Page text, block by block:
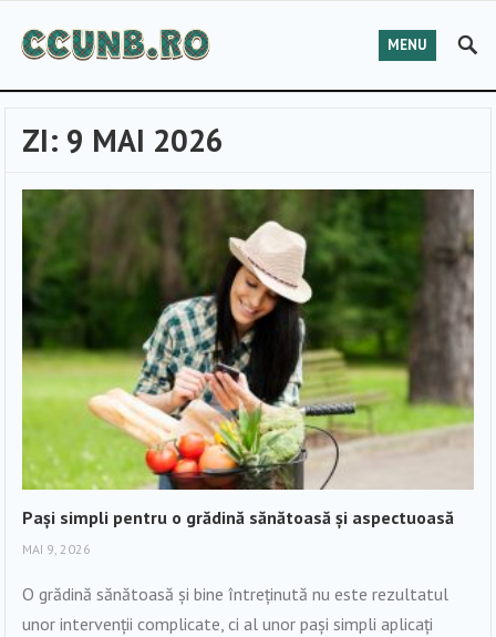
MENU
ZI: 9 MAI 2026
Pași simpli pentru o grădină sănătoasă și aspectuoasă
MAI 9, 2026
O grădină sănătoasă și bine întreținută nu este rezultatul
unor intervenții complicate, ci al unor pași simpli aplicați